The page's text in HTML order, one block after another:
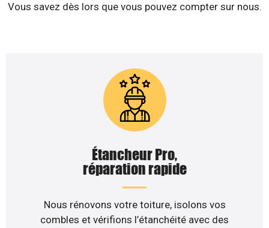
Vous savez dès lors que vous pouvez compter sur nous.
Étancheur Pro,
réparation rapide
Nous rénovons votre toiture, isolons vos
combles et vérifions l’étanchéité avec des